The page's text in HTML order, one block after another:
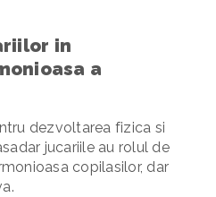
in
a
dezvoltarea fizica si
jucariile au rolul de
copilasilor, dar